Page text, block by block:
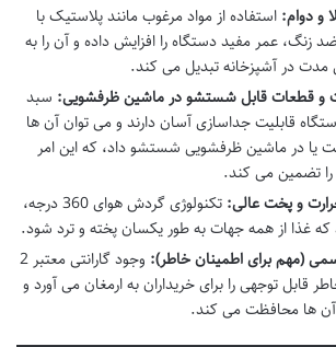
و دوام: استفاده از مواد مرغوب مانند پلاستیک با
زنگ، عمر مفید دستگاه را افزایش داده و آن را به
مدت در آشپزخانه تبدیل می کند.
و قطعات قابل شستشو در ماشین ظرفشویی: سبد
قابلیت جداسازی آسان دارند و می توان آن ها
یا در ماشین ظرفشویی شستشو داد، که این امر
تضمین می کند.
و پخت عالی:
تکنولوژی گردش هوای 360 درجه،
غذا از همه جهات به طور یکسان پخته و ترد شود.
وجود گارانتی معتبر 2
قابل توجهی را برای خریداران به ارمغان می آورد و
آن ها محافظت می کند.